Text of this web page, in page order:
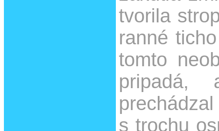
tvorila
ranné
tomto
pripadá,
s trochu